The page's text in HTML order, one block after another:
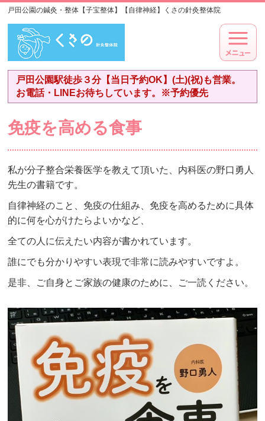
戸田公園の鍼灸・整体【子宝整体】【自律神経】くさの針灸整体院
戸田公園駅徒歩３分【当日予約OK】(土)(祝)も営業。
お電話・LINEお待ちしています。※予約優先
免疫を高める食事
私が分子整合栄養医学を教えて頂いた、内科医の野口勇人
先生の書籍です。
自律神経のこと、免疫の仕組み、免疫を高めるために具体
的に何を心がけたらよいかなど、
全ての人に伝えたい内容が書かれています。
誰にでも分かりやすい表現で非常に読みやすいですよ。
是非、ご自身とご家族の健康のために、ご一読ください。